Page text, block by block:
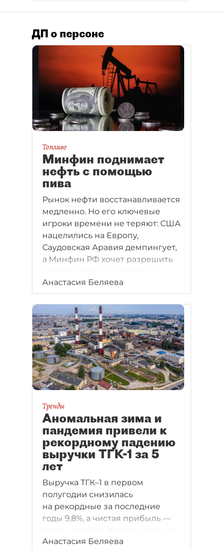
ДП о персоне
Топливо
Минфин поднимает
нефть с помощью
пива
Рынок нефти восстанавливается
медленно. Но его ключевые
игроки времени не теряют: США
нацелились на Европу,
Саудовская Аравия демпингует,
а Минфин РФ хочет разрешить
Анастасия Беляева
Тренды
Аномальная зима и
пандемия привели к
рекордному падению
выручки ТГК-1 за 5
лет
Выручка ТГК–1 в первом
полугодии снизилась
на рекордные за последние
годы 9,8%, а чистая прибыль —
почти на треть. Компания винит
в этом аномально теплую зиму
Анастасия Беляева